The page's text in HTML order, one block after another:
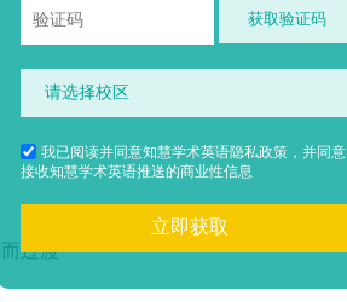
过渡
获取验证码
我已阅读并同意知慧学术英语隐私政策，并同意
接收知慧学术英语推送的商业性信息
立即获取